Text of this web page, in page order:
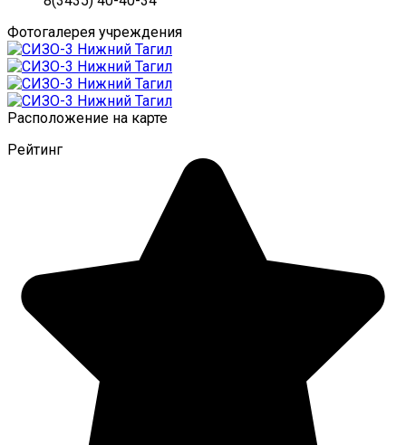
Фотогалерея учреждения
Расположение на карте
Рейтинг